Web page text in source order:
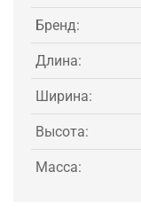
Бренд:
Длина:
Ширина:
Высота:
Масса: